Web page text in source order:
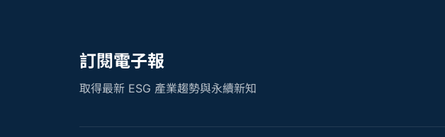
訂閱電子報
取得最新 ESG 產業趨勢與永續新知